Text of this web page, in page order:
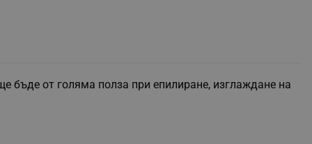
бъде от голяма полза при епилиране, изглаждане на